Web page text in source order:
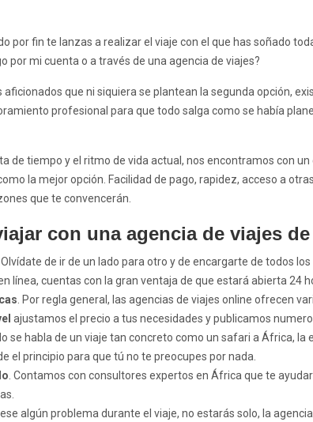
por fin te lanzas a realizar el viaje con el que has soñado
por mi cuenta o a través de una agencia de viajes?
que ni siquiera se plantean la segunda opción,
profesional para que todo salga como se había
de tiempo y el ritmo de vida actual, nos encontramos con
la mejor opción. Facilidad de pago, rapidez, acceso a
que te convencerán.
con una agencia de viajes
. Olvídate de ir de un lado para otro y de encargarte de todos
línea, cuentas con la gran ventaja de que estará abierta 24
. Por regla general, las agencias de viajes online ofrecen
ajustamos el precio a tus necesidades y publicamos
se habla de un viaje tan concreto como un safari a África, la
el principio para que tú no te preocupes por nada.
. Contamos con consultores expertos en África que te
algún problema durante el viaje, no estarás solo, la